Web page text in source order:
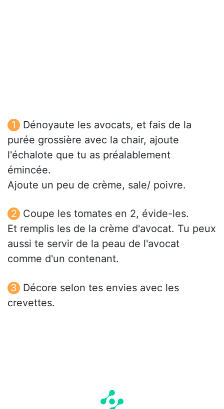
Dénoyaute les avocats, et fais de la
purée grossière avec la chair, ajoute
l'échalote que tu as préalablement
émincée.
Ajoute un peu de crème, sale/ poivre.
Coupe les tomates en 2, évide-les.
Et remplis les de la crème d'avocat. Tu peux
aussi te servir de la peau de l'avocat
comme d'un contenant.
Décore selon tes envies avec les
crevettes.